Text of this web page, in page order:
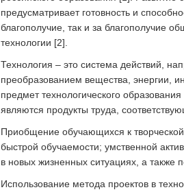
предусматривает готовность и
благополучие, так и за благополучие
технологии [2].
Технология – это система действий,
преобразованием вещества, энергии,
предмет технологического
являются продукты труда,
Приобщение обучающихся к творческой
быстрой обучаемости; умственной
в новых жизненных ситуациях, а
Использование метода проектов в